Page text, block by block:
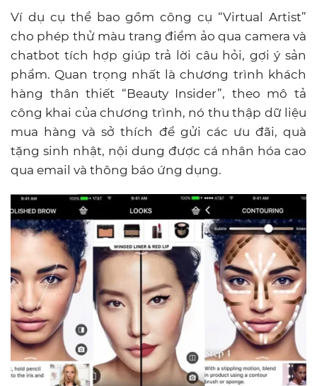
Ví dụ cụ thể bao gồm công cụ “Virtual Artist”
cho phép thử màu trang điểm ảo qua camera và
chatbot tích hợp giúp trả lời câu hỏi, gợi ý sản
phẩm. Quan trọng nhất là chương trình khách
hàng thân thiết “Beauty Insider”, theo mô tả
công khai của chương trình, nó thu thập dữ liệu
mua hàng và sở thích để gửi các ưu đãi, quà
tặng sinh nhật, nội dung được cá nhân hóa cao
qua email và thông báo ứng dụng.